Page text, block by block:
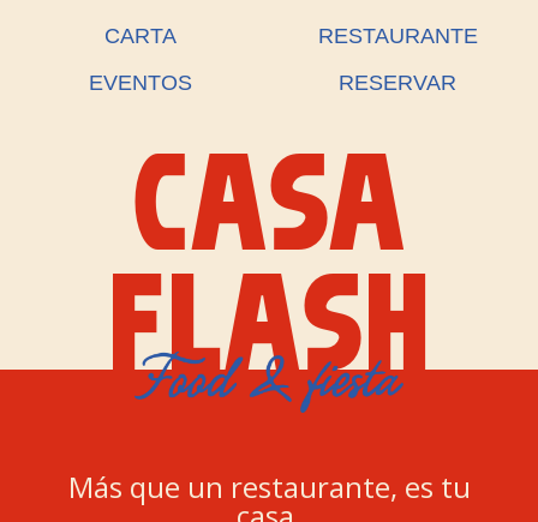
CARTA
RESTAURANTE
EVENTOS
RESERVAR
CASA
FLASH
Más que un restaurante, es tu